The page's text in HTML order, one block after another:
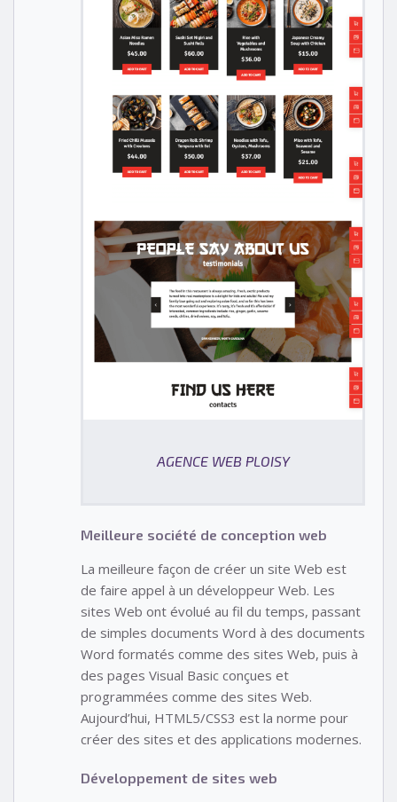
AGENCE WEB PLOISY
Meilleure société de conception web
La meilleure façon de créer un site Web est
de faire appel à un développeur Web. Les
sites Web ont évolué au fil du temps, passant
de simples documents Word à des documents
Word formatés comme des sites Web, puis à
des pages Visual Basic conçues et
programmées comme des sites Web.
Aujourd’hui, HTML5/CSS3 est la norme pour
créer des sites et des applications modernes.
Développement de sites web